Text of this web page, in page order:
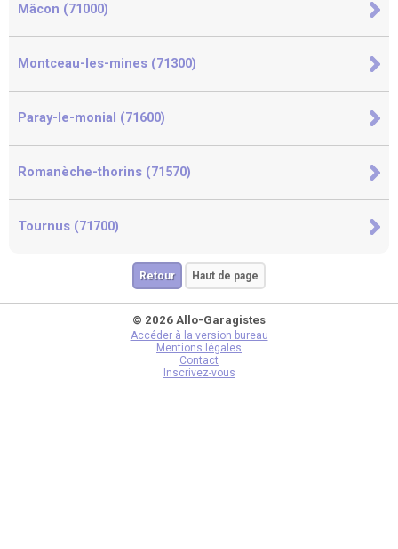
Mâcon (71000)
Montceau-les-mines (71300)
Paray-le-monial (71600)
Romanèche-thorins (71570)
Tournus (71700)
Retour Haut de page
© 2026 Allo-Garagistes
Accéder à la version bureau
Mentions légales
Contact
Inscrivez-vous